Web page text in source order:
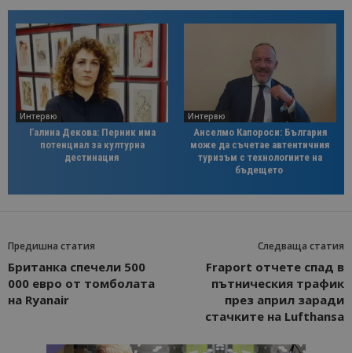
Интервю
Галина Декова: Перник има
потенциал за културна
дестинация
Интервю
Анселмо Капороси: България
може да съчетае автентичния
туризъм с технологиите на
бъдещето
Предишна статия
Британка спечели 500
000 евро от томболата
на Ryanair
Следваща статия
Fraport отчете спад в
пътническия трафик
през април заради
стачките на Lufthansa